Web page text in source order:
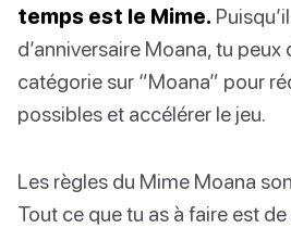
temps est le Mime.
d’anniversaire Moana, tu
catégorie sur “Moana” pour
possibles et accélérer le jeu.
Les règles du Mime Moana
Tout ce que tu as à faire est